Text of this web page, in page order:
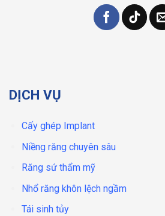
DỊCH VỤ
Cấy ghép Implant
Niềng răng chuyên sâu
Răng sứ thẩm mỹ
Nhổ răng khôn lệch ngầm
Tái sinh tủy